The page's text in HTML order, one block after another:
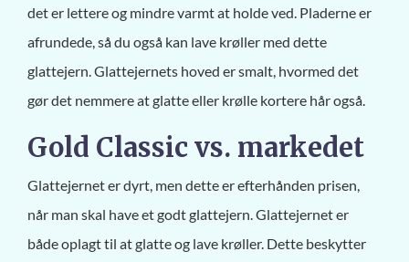
det er lettere og mindre varmt at holde ved. Pladerne er
afrundede, så du også kan lave krøller med dette
glattejern. Glattejernets hoved er smalt, hvormed det
gør det nemmere at glatte eller krølle kortere hår også.
Gold Classic vs. markedet
Glattejernet er dyrt, men dette er efterhånden prisen,
når man skal have et godt glattejern. Glattejernet er
både oplagt til at glatte og lave krøller. Dette beskytter